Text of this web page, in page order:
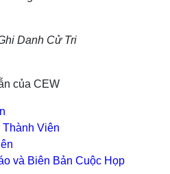
Danh Cử Tri
của CEW
Viên
và Biên Bản Cuộc Họp